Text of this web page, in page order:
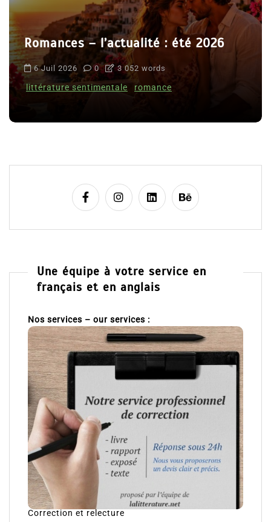
Romances – l’actualité : été 2026
6 Juil 2026 0 3 052 words
littérature sentimentale romance
Une équipe à votre service en
français et en anglais
Nos services – our services :
Correction et relecture